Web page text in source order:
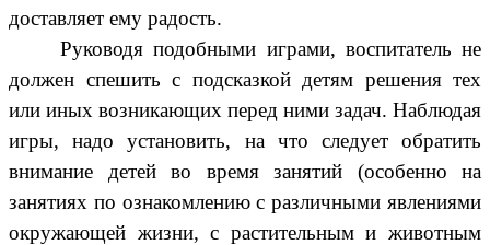
доставляет ему радость.
Руководя подобными играми, воспитатель не
должен спешить с подсказкой детям решения тех
или иных возникающих перед ними задач. Наблюдая
игры, надо установить, на что следует обратить
внимание детей во время занятий (особенно на
занятиях по ознакомлению с различными явлениями
окружающей жизни, с растительным и животным